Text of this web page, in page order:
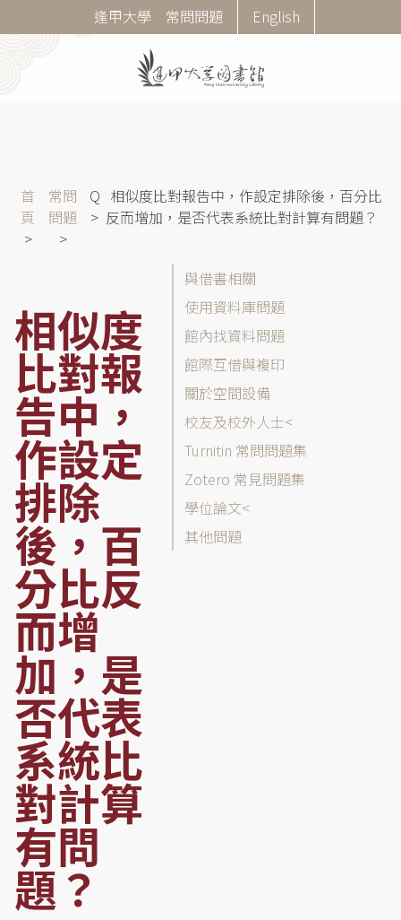
至
Corner
Menu
逢甲大學 常問問題 English
導
航
連
首
頁
常問
問題
Q 相似度比對報告中，作設定排除後，百分比
反而增加，是否代表系統比對計算有問題？
相似度
比對報
告中，
作設定
排除
後，百
分比反
而增
加，是
否代表
系統比
對計算
有問
題？
題
(FAQ)
分
類
列
表
與借書相關
使用資料庫問題
館內找資料問題
館際互借與複印
關於空間設備
校友及校外人士
Turnitin 常問問題集
Zotero 常見問題集
學位論文
其他問題